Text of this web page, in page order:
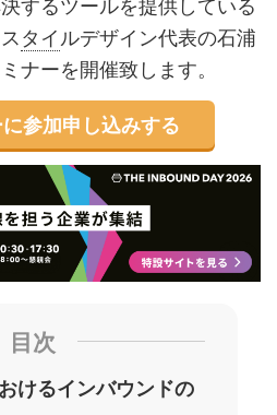
タイルデザイン代表の石浦
ナーを開催致します。
参加申し込みする
目次
けるインバウンドの